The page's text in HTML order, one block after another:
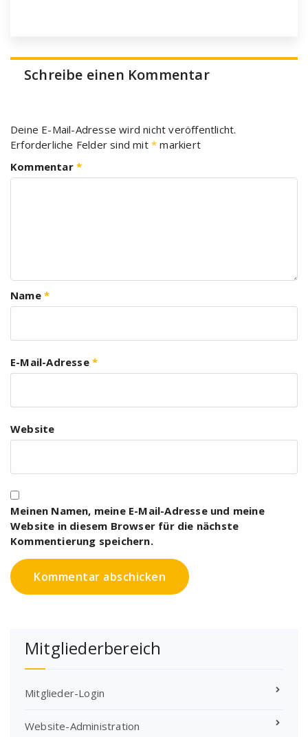
Schreibe einen Kommentar
Deine E-Mail-Adresse wird nicht veröffentlicht.
Erforderliche Felder sind mit * markiert
Kommentar *
Name *
E-Mail-Adresse *
Website
Meinen Namen, meine E-Mail-Adresse und meine
Website in diesem Browser für die nächste
Kommentierung speichern.
Mitgliederbereich
Mitglieder-Login
Website-Administration